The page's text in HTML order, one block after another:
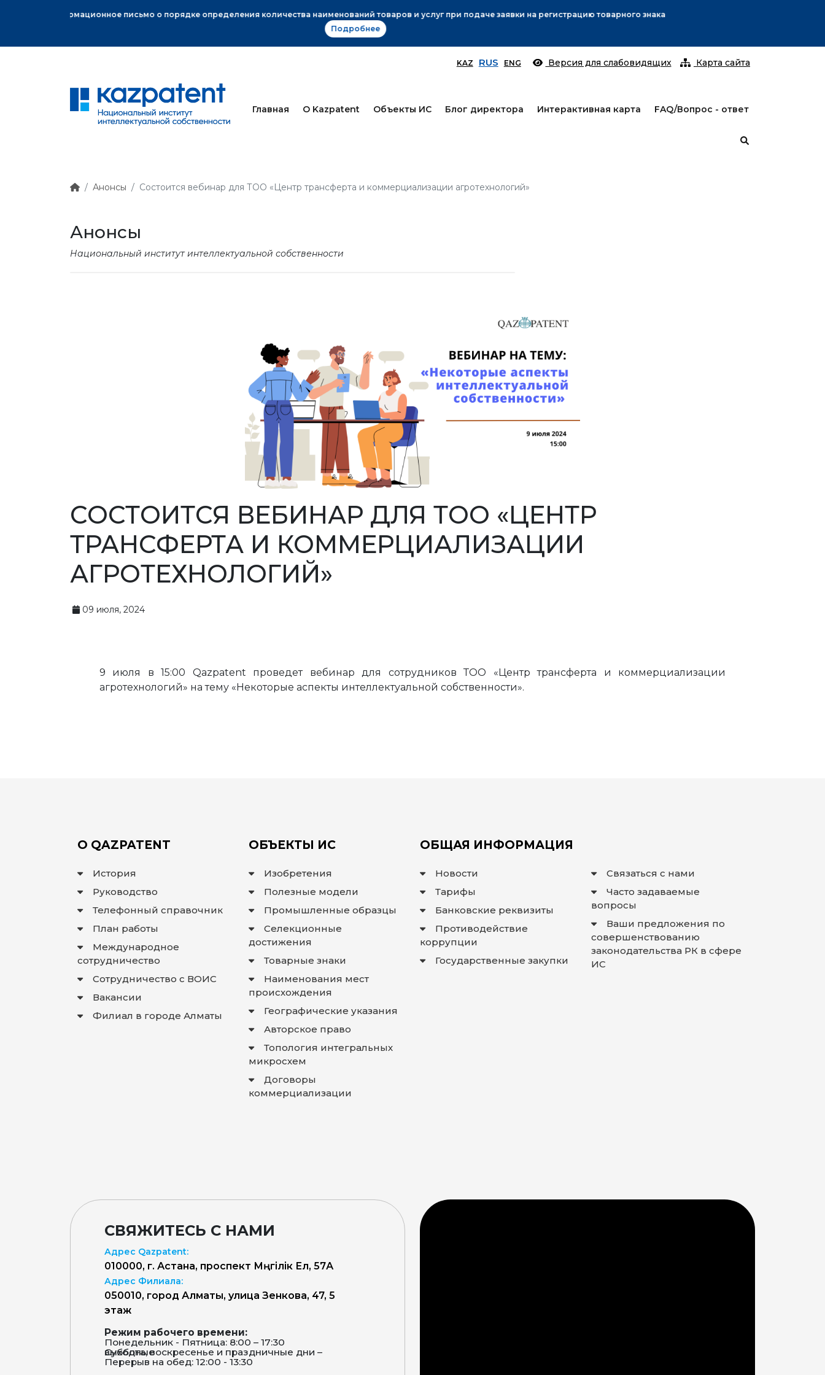
Вниманию заявителей! Подробнее
KAZ RUS ENG Версия для слабовидящих Карта сайта
Главная О Kazpatent Объекты ИС Блог директора Интерактивная карта FAQ/Вопрос - ответ
Анонсы Состоится вебинар для ТОО «Центр трансферта и коммерциализации агротехнологий»
Анонсы
Национальный институт интеллектуальной собственности
СОСТОИТСЯ ВЕБИНАР ДЛЯ ТОО «ЦЕНТР
ТРАНСФЕРТА И КОММЕРЦИАЛИЗАЦИИ
АГРОТЕХНОЛОГИЙ»
09 июля, 2024
9 июля в 15:00 Qazpatent проведет вебинар для сотрудников ТОО «Центр трансферта и коммерциализации
агротехнологий» на тему «Некоторые аспекты интеллектуальной собственности».
О QAZPATENT
История
Руководство
Телефонный справочник
План работы
Международное
сотрудничество
Сотрудничество с ВОИС
Вакансии
Филиал в городе Алматы
ОБЪЕКТЫ ИС
Изобретения
Полезные модели
Промышленные образцы
Селекционные
достижения
Товарные знаки
Наименования мест
происхождения
Географические указания
Авторское право
Топология интегральных
микросхем
Договоры
коммерциализации
ОБЩАЯ ИНФОРМАЦИЯ
Новости
Тарифы
Банковские реквизиты
Противодействие
коррупции
Государственные закупки
Связаться с нами
Часто задаваемые
вопросы
Ваши предложения по
совершенствованию
законодательства РК в сфере
ИС
СВЯЖИТЕСЬ С НАМИ
Адрес Qazpatent:
010000, г. Астана, проспект Мәңгілік Ел, 57А
Адрес Филиала:
050010, город Алматы, улица Зенкова, 47, 5
этаж
Режим рабочего времени:
Понедельник - Пятница: 8:00 – 17:30
Суббота, воскресенье и праздничные дни – выходные
Перерыв на обед: 12:00 - 13:30